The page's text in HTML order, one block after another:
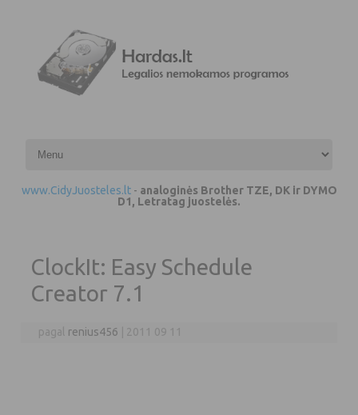
www.CidyJuosteles.lt- analoginės Brother TZE, DK ir DYMO
D1, Letratag juostelės.
ClockIt: Easy Schedule
Creator 7.1
pagal renius456 2011 09 11